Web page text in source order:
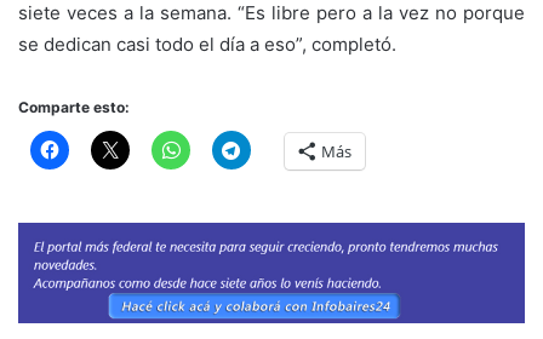
siete veces a la semana. “Es libre pero a la vez no porque
se dedican casi todo el día a eso”, completó.
Comparte esto:
Más